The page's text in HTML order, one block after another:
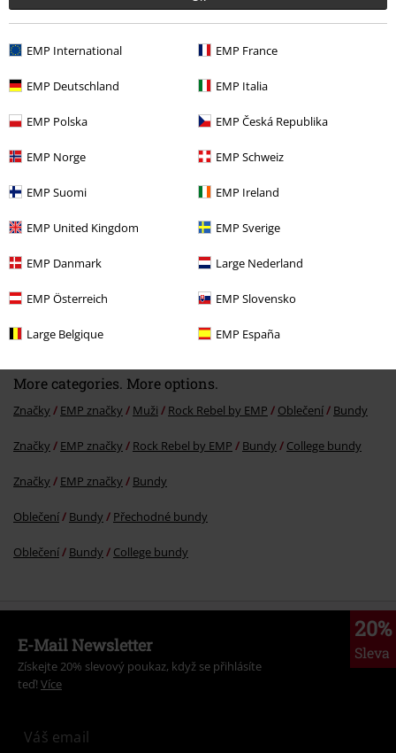
EMP International EMP France
EMP Deutschland EMP Italia
EMP Polska EMP Česká Republika
EMP Norge EMP Schweiz
EMP Suomi EMP Ireland
EMP United Kingdom EMP Sverige
EMP Danmark Large Nederland
EMP Österreich EMP Slovensko
Large Belgique EMP España
Naposledy navštívené
More categories. More options.
Značky EMP značky Muži Rock Rebel by EMP Oblečení Bundy
Značky EMP značky Rock Rebel by EMP Bundy College bundy
Značky EMP značky Bundy
Oblečení Bundy Přechodné bundy
Oblečení Bundy College bundy
20%
Sleva
E-Mail Newsletter
Získejte 20% slevový poukaz, když se přihlásíte
teď! Více